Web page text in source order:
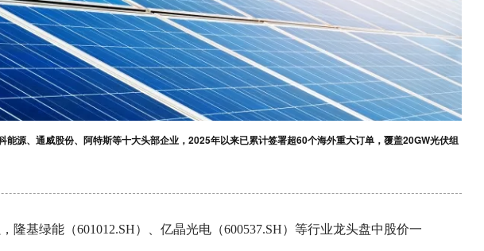
源、通威股份、阿特斯等十大头部企业，2025年以来已累计签署超60个海外重大订单，覆盖20GW光伏组
隆基绿能（601012.SH）、亿晶光电（600537.SH）等行业龙头盘中股价一